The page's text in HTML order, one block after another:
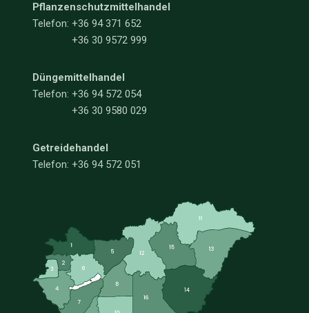
Pflanzenschutzmittelhandel
Telefon: +36 94 371 652
+36 30 9572 999
Düngemittelhandel
Telefon: +36 94 572 054
+36 30 9580 029
Getreidehandel
Telefon: +36 94 572 051